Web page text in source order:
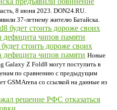
8 июня 2023. DON24.RU.
37-летнему жителю Батайска.
стоить дороже своих
дефицита чипов памяти Новые
Galaxy Z Fold8 могут поступить в
по сравнению с предыдущим
GSMArena со ссылкой на данные из